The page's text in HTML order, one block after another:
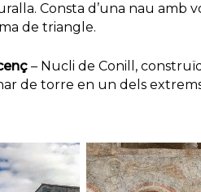
Consta d’una nau amb
de triangle.
– Nucli de Conill,
de torre en un dels